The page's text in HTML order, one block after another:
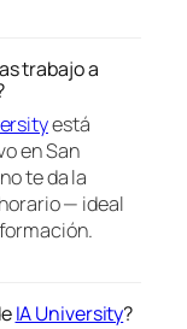
trabajo a
está
en San
te da la
— ideal
IA University?